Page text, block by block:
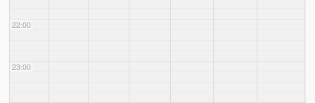
22:00
23:00